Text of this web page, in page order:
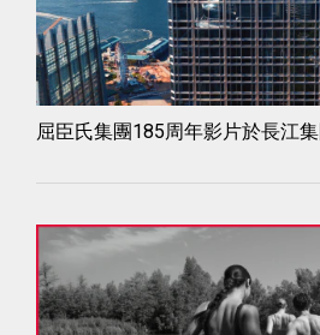
屈臣氏集團185周年影片於長江